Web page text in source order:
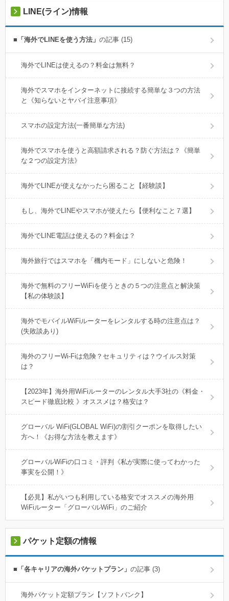
LINE(ライン)情報
■「海外でLINEを使う方法」 の記事 (15)
海外でLINEは使えるの？料金は無料？
海外でスマホをインターネットに接続する簡単な３つの方法
と《知らないとヤバイ注意事項》
スマホの設定方法(一番簡単な方法)
海外でスマホを使うと高額請求される？防ぐ方法は？《簡単
な２つの設定方法》
海外でLINEが使えなかったら困ること【経験談】
もし、海外でLINEやスマホが使えたら【便利なこと７選】
海外でLINE電話は使えるの？料金は？
海外旅行ではスマホを「機内モード」にしないと危険！
海外で無料のフリーWiFiを使うときの５つの注意点と解決策
【私の体験談】
海外でモバイルWiFiルーターをレンタルする時の注意点は？
(失敗談あり)
海外のフリーWi-Fiは危険？セキュリティは？ウイルス対策
は？
【2023年】海外用WiFiルーターのレンタル大手3社の《料金・
スピード徹底比較 》オススメは？格安は？
グローバル WiFi(GLOBAL WiFi)の割引クーポンを取得したい
方へ！《お得な方法を教えます》
グローバルWiFiの口コミ・評判《私が実際に使ってわかった
事実を公開！》
【必見】私がいつも利用している格安でオススメの海外用
WiFiルーター「グローバルWiFi」のご紹介
パケット定額の情報
■「各キャリアの海外パケットプラン」 の記事 (3)
海外パケット定額プラン【ソフトバンク】